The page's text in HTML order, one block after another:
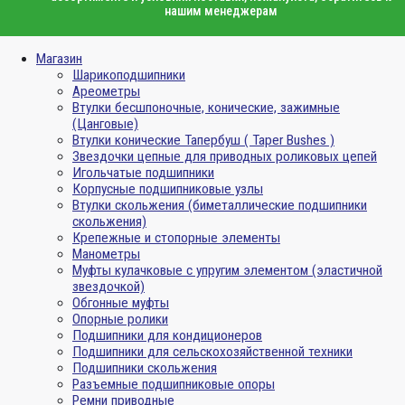
нашим менеджерам
Магазин
Шарикоподшипники
Ареометры
Втулки бесшпоночные, конические, зажимные
(Цанговые)
Втулки конические Тапербуш ( Taper Bushes )
Звездочки цепные для приводных роликовых цепей
Игольчатые подшипники
Корпусные подшипниковые узлы
Втулки скольжения (биметаллические подшипники
скольжения)
Крепежные и стопорные элементы
Манометры
Муфты кулачковые с упругим элементом (эластичной
звездочкой)
Обгонные муфты
Опорные ролики
Подшипники для кондиционеров
Подшипники для сельскохозяйственной техники
Подшипники скольжения
Разъемные подшипниковые опоры
Ремни приводные